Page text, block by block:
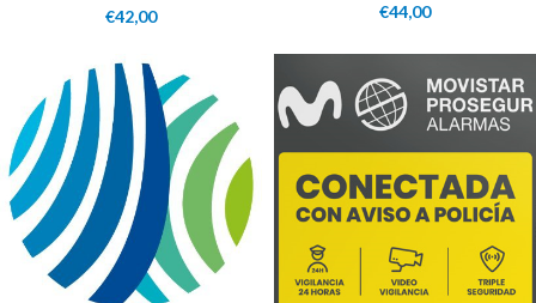
€42,00 €44,00